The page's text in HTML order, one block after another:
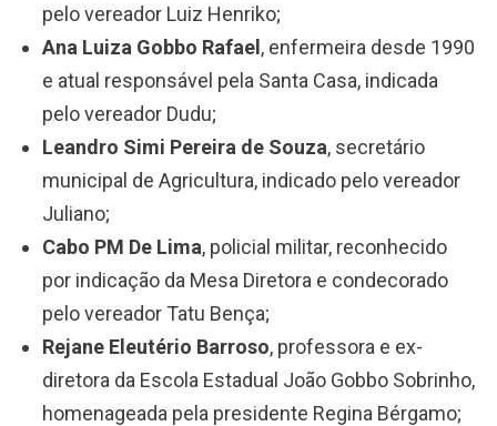
pelo vereador Luiz Henriko;
Ana Luiza Gobbo Rafael , enfermeira desde 1990
e atual responsável pela Santa Casa, indicada
pelo vereador Dudu;
Leandro Simi Pereira de Souza, secretário
municipal de Agricultura, indicado pelo vereador
Juliano;
Cabo PM De Lima, policial militar, reconhecido
por indicação da Mesa Diretora e condecorado
pelo vereador Tatu Bença;
Rejane Eleutério Barroso, professora e ex-
diretora da Escola Estadual João Gobbo Sobrinho,
homenageada pela presidente Regina Bérgamo;